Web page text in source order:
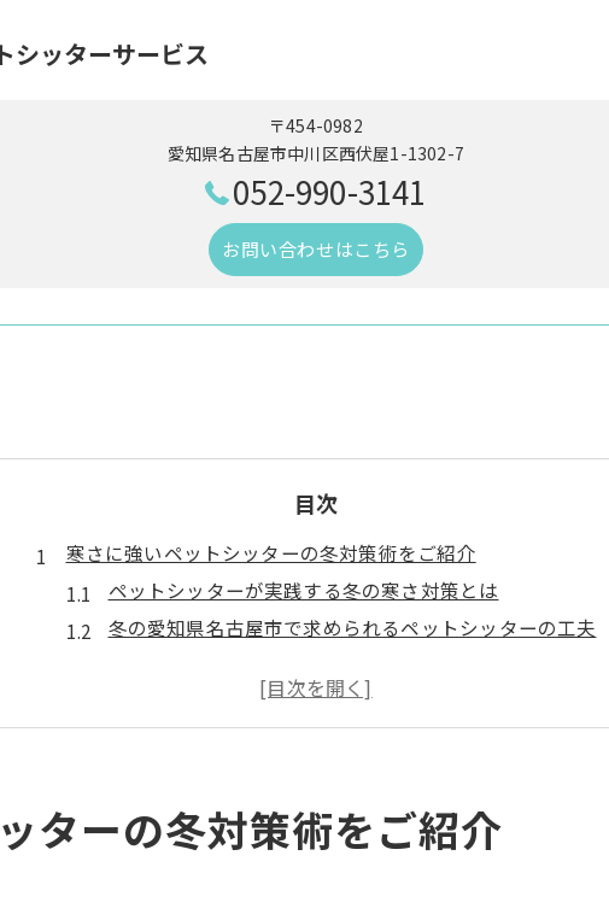
シッターサービス
〒454-0982
愛知県名古屋市中川区西伏屋1-1302-7
052-990-3141
お問い合わせはこちら
目次
寒さに強いペットシッターの冬対策術をご紹介
ペットシッターが実践する冬の寒さ対策とは
冬の愛知県名古屋市で求められるペットシッターの工夫
寒暖差に強いペットシッターの選び方と注意点
ペットシッター利用で冬の留守番も安心できる理由
愛知県名古屋市ならではのペットシッター活用法
ターの冬対策術をご紹介